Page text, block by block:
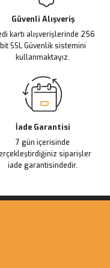
Güvenli Alışveriş
kartı alışverişlerinde 256
bit SSL Güvenlik sistemini
kullanmaktayız.
İade Garantisi
7 gün içerisinde
siparişler
iade garantisindedir.